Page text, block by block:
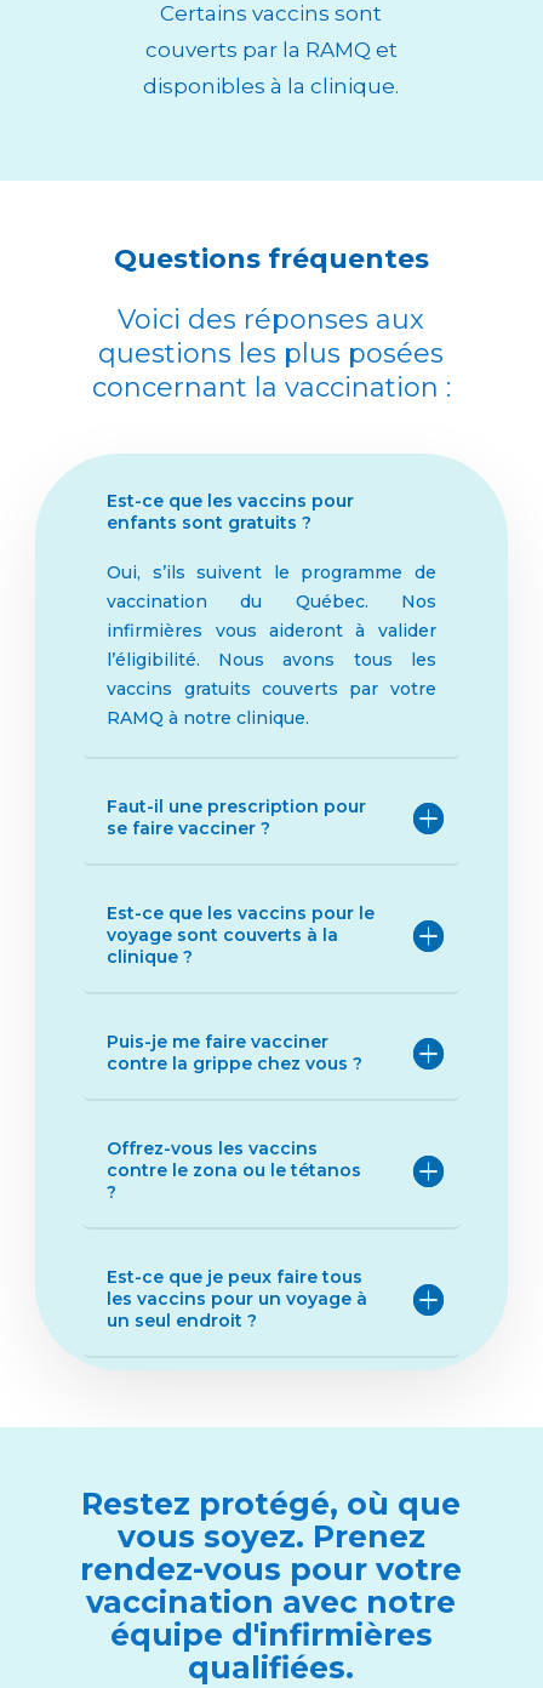
Certains vaccins sont
couverts par la RAMQ et
disponibles à la clinique.
Questions fréquentes
Voici des réponses aux
questions les plus posées
concernant la vaccination :
Est-ce que les vaccins pour
enfants sont gratuits ?
Oui, s’ils suivent le programme de
vaccination du Québec. Nos
infirmières vous aideront à valider
l’éligibilité. Nous avons tous les
vaccins gratuits couverts par votre
RAMQ à notre clinique.
Faut-il une prescription pour
se faire vacciner ?
Est-ce que les vaccins pour le
voyage sont couverts à la
clinique ?
Puis-je me faire vacciner
contre la grippe chez vous ?
Offrez-vous les vaccins
contre le zona ou le tétanos
?
Est-ce que je peux faire tous
les vaccins pour un voyage à
un seul endroit ?
Restez protégé, où que
vous soyez. Prenez
rendez-vous pour votre
vaccination avec notre
équipe d'infirmières
qualifiées.